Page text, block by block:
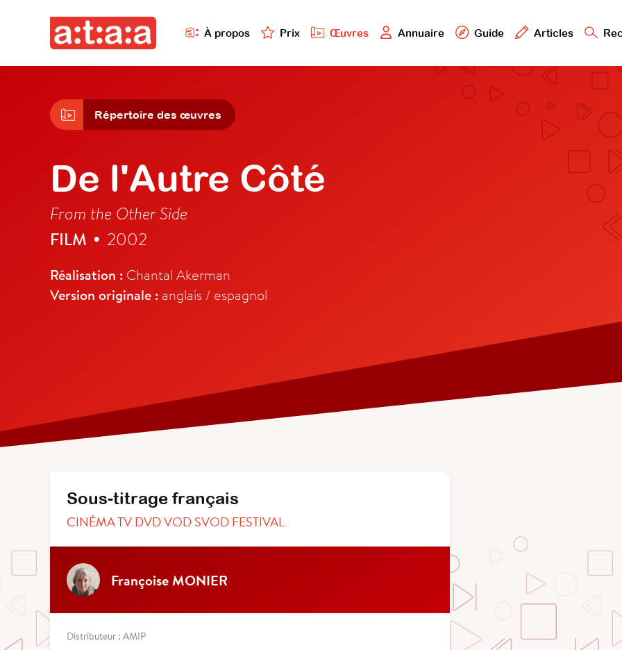
À propos Prix Œuvres Annuaire Guide Articles
Répertoire des œuvres
De l'Autre Côté
From the Other Side
FILM • 2002
Réalisation : Chantal Akerman
Version originale : anglais / espagnol
Sous-titrage français
CINÉMA TV DVD VOD SVOD FESTIVAL
Françoise MONIER
Distributeur : AMIP